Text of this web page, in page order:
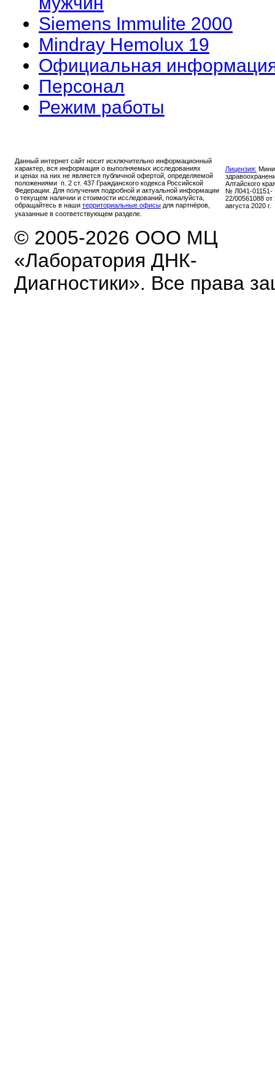
Siemens Immulite 2000
Mindray Hemolux 19
Официальная
Персонал
Режим работы
Данный интернет сайт носит исключительно информационный
характер, вся информация о выполняемых исследованиях
и ценах на них не является публичной офертой, определяемой
положениями п. 2 ст. 437 Гражданского кодекса Российской
Федерации. Для получения подробной и актуальной информации
о текущем наличии и стоимости исследований, пожалуйста,
обращайтесь в наши территориальные офисы для партнёров,
указанные в соответствующем разделе.
Лицензия:
Алтайского
№ Л041-01151-
22/00561088 от
августа 2020 г.
© 2005-2026 ООО МЦ
«Лаборатория ДНК-
Диагностики». Все права